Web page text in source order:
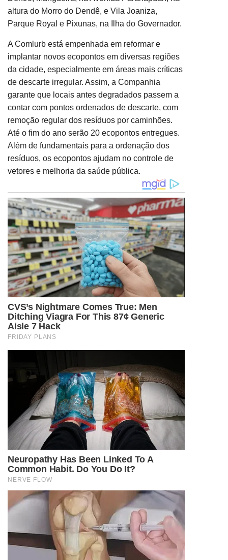
altura do Morro do Dendê, e Vila Joaniza,
Parque Royal e Pixunas, na Ilha do Governador.
A Comlurb está empenhada em reformar e
implantar novos ecopontos em diversas regiões
da cidade, especialmente em áreas mais críticas
de descarte irregular. Assim, a Companhia
garante que locais antes degradados passem a
contar com pontos ordenados de descarte, com
remoção regular dos resíduos por caminhões.
Até o fim do ano serão 20 ecopontos entregues.
Além de fundamentais para a ordenação dos
resíduos, os ecopontos ajudam no controle de
vetores e melhoria da saúde pública.